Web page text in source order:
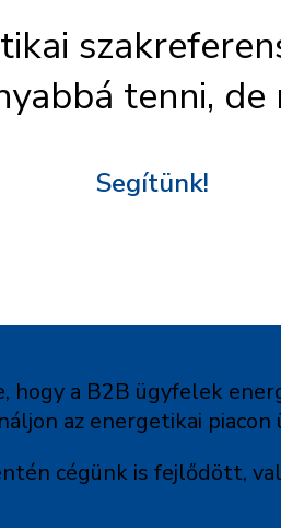
tenni,
Segítünk!
a B2B ügyfelek
az energetikai piacon
cégünk is fejlődött,